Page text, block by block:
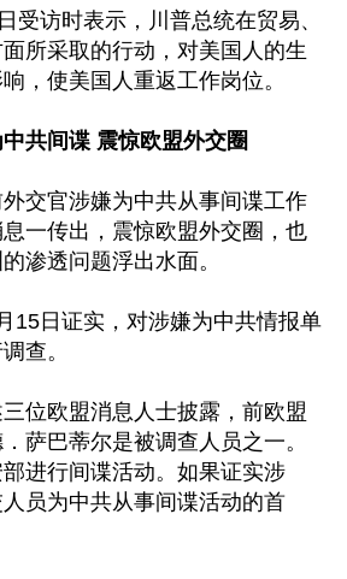
受访时表示，川普总统在贸易、
所采取的行动，对美国人的生
，使美国人重返工作岗位。
共间谍 震惊欧盟外交圈
交官涉嫌为中共从事间谍工作
一传出，震惊欧盟外交圈，也
渗透问题浮出水面。
15日证实，对涉嫌为中共情报单
查。
三位欧盟消息人士披露，前欧盟
萨巴蒂尔是被调查人员之一。
进行间谍活动。如果证实涉
员为中共从事间谍活动的首